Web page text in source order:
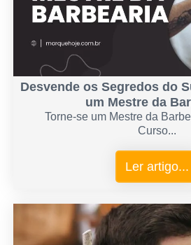
Desvende os Segredos do
um Mestre da
Torne-se um Mestre da
Curso...
Ler artigo...